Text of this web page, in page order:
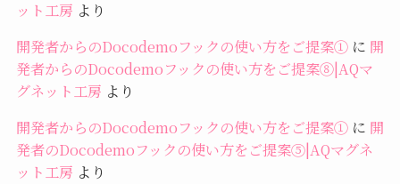
ット工房 より
開発者からのDocodemoフックの使い方をご提案①に 開
発者からのDocodemoフックの使い方をご提案⑧|AQマ
グネット工房 より
開発者からのDocodemoフックの使い方をご提案①に 開
発者のDocodemoフックの使い方をご提案⑤|AQマグネ
ット工房 より